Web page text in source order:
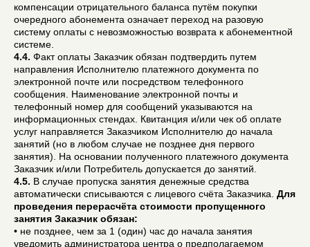
компенсации отрицательного баланса путём покупки
очередного абонемента означает переход на разовую
систему оплаты с невозможностью возврата к абонементной
системе.
4.4. Факт оплаты Заказчик обязан подтвердить путем
направления Исполнителю платежного документа по
электронной почте или посредством телефонного
сообщения. Наименование электронной почты и
телефонный номер для сообщений указываются на
информационных стендах. Квитанция и/или чек об оплате
услуг направляется Заказчиком Исполнителю до начала
занятий (но в любом случае не позднее дня первого
занятия). На основании полученного платежного документа
Заказчик и/или Потребитель допускается до занятий.
4.5. В случае пропуска занятия денежные средства
автоматически списываются с лицевого счёта Заказчика. Для
проведения перерасчёта стоимости пропущенного
занятия Заказчик обязан:
• не позднее, чем за 1 (один) час до начала занятия
уведомить администратора центра о предполагаемом